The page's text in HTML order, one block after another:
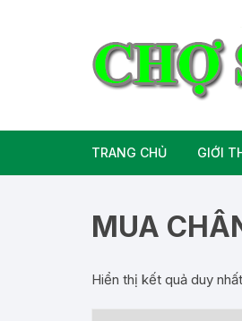
TRANG CHỦ GIỚI
MUA
Hiển thị kết quả duy nhất